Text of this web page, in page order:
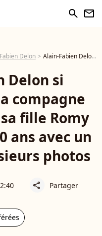
search newsletter
Delon Alain-Fabien Delon si heureux avec sa compagne Laura, mère de sa fille Romy : il célèbre ses 30 ans avec un message et plusieurs photos
Delon si
compagne
fille Romy
ans avec un
photos
share Partager